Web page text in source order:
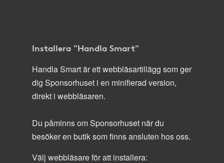
Installera "Handla Smart"
Handla Smart är ett webbläsartillägg som ger
dig Sponsorhuset i en minifierad version,
direkt i webbläsaren.
Du påminns om Sponsorhuset när du
besöker en butik som finns ansluten hos oss.
Välj webbläsare för att installera: